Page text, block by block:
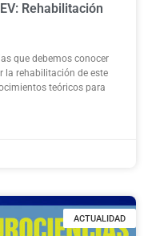
Rehabilitación
que debemos conocer
la rehabilitación de este
teóricos para
ACTUALIDAD